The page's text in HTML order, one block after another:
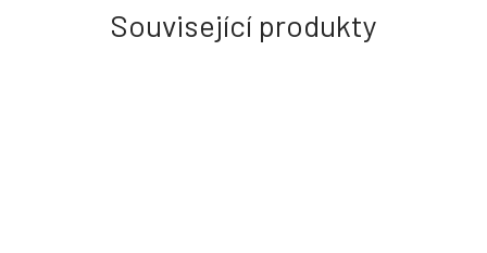
Související produkty